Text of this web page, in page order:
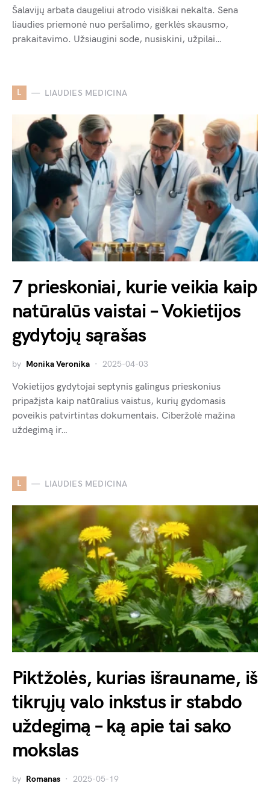
Šalavijų arbata daugeliui atrodo visiškai nekalta. Sena
liaudies priemonė nuo peršalimo, gerklės skausmo,
prakaitavimo. Užsiaugini sode, nusiskini, užpilai…
L LIAUDIES MEDICINA
7 prieskoniai, kurie veikia kaip
natūralūs vaistai – Vokietijos
gydytojų sąrašas
by Monika Veronika 2025-04-03
Vokietijos gydytojai septynis galingus prieskonius
pripažįsta kaip natūralius vaistus, kurių gydomasis
poveikis patvirtintas dokumentais. Ciberžolė mažina
uždegimą ir…
L LIAUDIES MEDICINA
Piktžolės, kurias išrauname, iš
tikrųjų valo inkstus ir stabdo
uždegimą – ką apie tai sako
mokslas
by Romanas 2025-05-19